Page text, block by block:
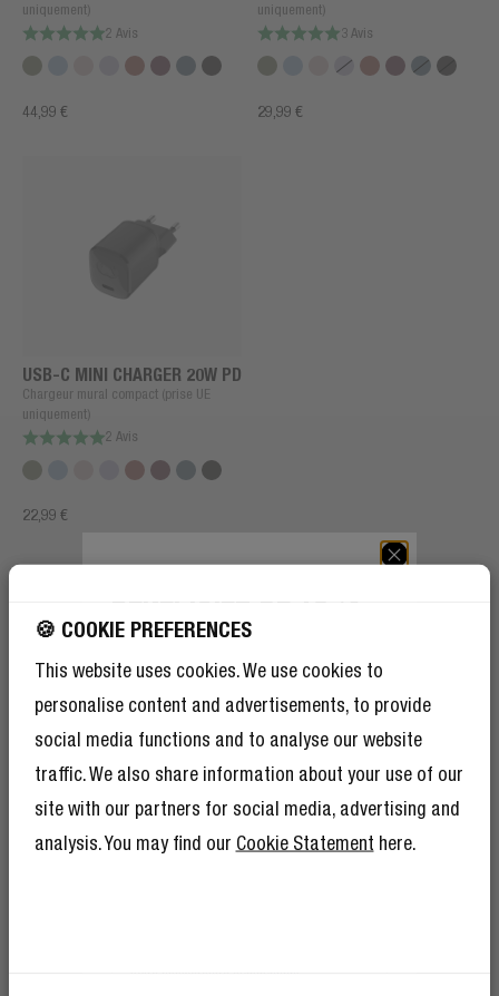
🍪 COOKIE PREFERENCES
This website uses cookies. We use cookies to
personalise content and advertisements, to provide
social media functions and to analyse our website
traffic. We also share information about your use of our
site with our partners for social media, advertising and
analysis. You may find our Cookie Statement here.
uniquement)
2 Avis
44,99 €
uniquement)
3 Avis
29,99 €
USB-C MINI CHARGER 20W PD
Chargeur mural compact (prise UE
uniquement)
2 Avis
22,99 €
CHARGEUR ANDROID
Tu cherches un chargeur fiable pour ton smartphone
Android ? Chez Fresh 'n Rebel, on a la solution parfaite
pour toi. Nos chargeurs Android sont spécialement conçus
efficacement, pour que tu restes toujours connecté. Que
tu sois à la maison, au bureau ou en déplacement, avec un
chargeur Fresh 'n Rebel pour Android, tu auras toujours
DE RÉDUCTION SUR
VOTRE PROCHAINE
COMMANDE !
Et comme si 10 % de réduction ne suffisaient
pas, devenir membre du Rebel Club signifie
également que vous bénéficierez de
nombreux autres avantages.En savoir plus